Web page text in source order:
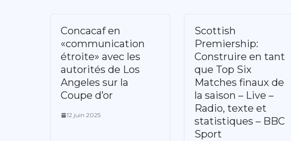
Concacaf en
«communication
étroite» avec les
autorités de Los
Angeles sur la
Coupe d’or
12 juin 2025
Scottish
Premiership:
Construire en tant
que Top Six
Matches finaux de
la saison – Live –
Radio, texte et
statistiques – BBC
Sport